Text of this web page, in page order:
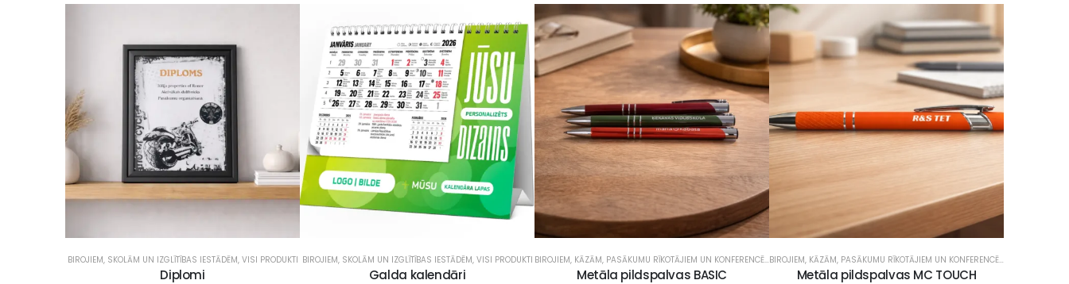
BIROJIEM, SKOLĀM UN IZGLĪTĪBAS IESTĀDĒM, VISI PRODUKTI
Diplomi
BIROJIEM, SKOLĀM UN IZGLĪTĪBAS IESTĀDĒM, VISI PRODUKTI
Galda kalendāri
BIROJIEM, KĀZĀM, PASĀKUMU RĪKOTĀJIEM UN KONFERENCĒM ,REKLĀMAS UN MĀRKETINGA AĢENTŪRĀM,SKOLĀM UN IZGLĪTĪBAS
Metāla pildspalvas BASIC
BIROJIEM, KĀZĀM, PASĀKUMU RĪKOTĀJIEM UN KONFERENCĒM
Metāla pildspalvas MC TOUCH